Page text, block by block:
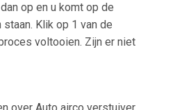
op en u komt op de
Klik op 1 van de
voltooien. Zijn er niet